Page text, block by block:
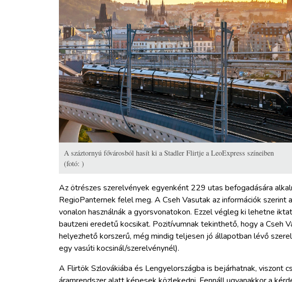
A száztornyú fővárosból hasít ki a Stadler Flirtje a LeoExpress színeiben
(fotó: )
Az ötrészes szerelvények egyenként 229 utas befogadására
RegioPanternek felel meg. A Cseh Vasutak az információk szerint
vonalon használnák a gyorsvonatokon. Ezzel végleg ki lehetne
bautzeni eredetű kocsikat. Pozitívumnak tekinthető, hogy a Cseh
helyezhető korszerű, még mindig teljesen jó állapotban lévő
egy vasúti kocsinál/szerelvénynél).
A Flirtök Szlovákiába és Lengyelországba is bejárhatnak, viszont